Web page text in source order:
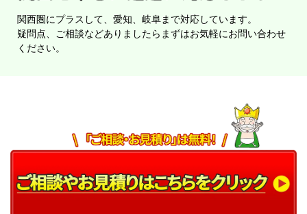
関西圏にプラスして、愛知、岐阜まで対応しています。
疑問点、ご相談などありましたらまずはお気軽にお問い合わせ
ください。